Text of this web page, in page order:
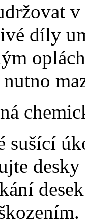
díly
sušící